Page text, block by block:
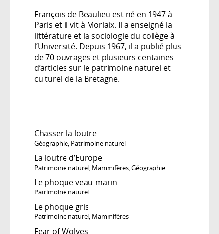
François de Beaulieu est né en 1947 à
Paris et il vit à Morlaix. Il a enseigné la
littérature et la sociologie du collège à
l’Université. Depuis 1967, il a publié plus
de 70 ouvrages et plusieurs centaines
d’articles sur le patrimoine naturel et
culturel de la Bretagne.
Chasser la loutre
Géographie, Patrimoine naturel
La loutre d’Europe
Patrimoine naturel, Mammifères,Géographie
Le phoque veau-marin
Patrimoine naturel
Le phoque gris
Patrimoine naturel, Mammifères
Fear of Wolves